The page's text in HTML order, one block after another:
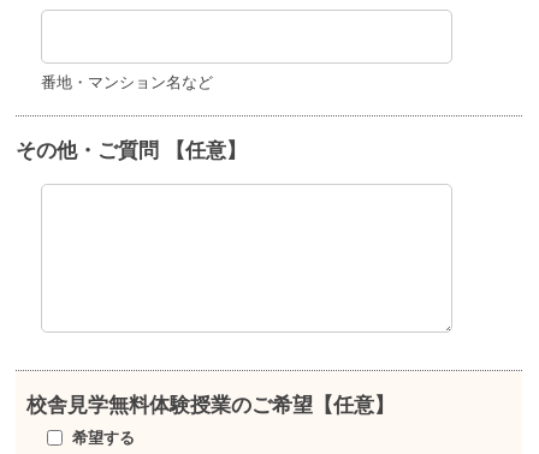
番地・マンション名など
その他・ご質問 【任意】
校舎見学無料体験授業のご希望【任意】
希望する